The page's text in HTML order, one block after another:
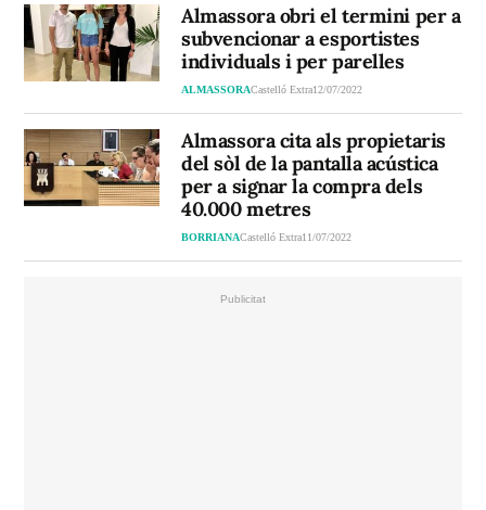
Almassora obri el termini per a
subvencionar a esportistes
individuals i per parelles
ALMASSORACastelló Extra12/07/2022
Almassora cita als propietaris
del sòl de la pantalla acústica
per a signar la compra dels
40.000 metres
BORRIANACastelló Extra11/07/2022